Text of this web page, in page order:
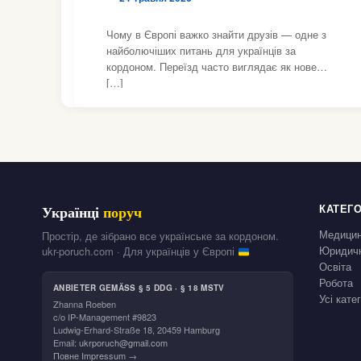
Чому в Європі важко знайти друзів — одне з
найболючіших питань для українців за
кордоном. Переїзд часто виглядає як нове
[…]
Українціпоруч
Простір, де зібрано все українське за кордоном.
ukr-poruch.com · Для українців у Європі
ANBIETER GEMÄSS § 5 DDG · § 18 MSTV
Zhanna Roeben
c/o IP-Management #9823
Ludwig-Erhard-Straße 18, 20459 Hamburg
Email: ukrporuch@gmail.com
Повне Impressum →
Освіта
Робота
Усі